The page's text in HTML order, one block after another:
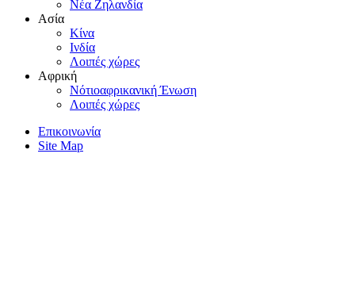
Nέα Zηλανδία
Aσία
Kίνα
Iνδία
Λοιπές χώρες
Αφρική
Nότιοαφρικανική Ένωση
Λοιπές χώρες
Επικοινωνία
Site Map